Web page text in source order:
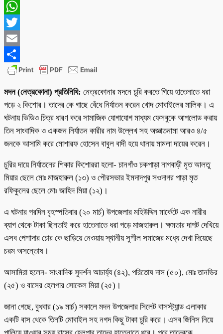
Messenger
WhatsApp
Twitter
Email
Share
মদন (নেত্রকোনা) প্রতিনিধি: নেত্রকোনার মদনে চুরি করতে গিয়ে হাতেনাতে ধরা
পড়ে ২ কিশোর। তাদের কে গাছে বেঁধে নির্যাতন করেন খোদ মোবাইলের মালিক। এ
ঘটনায় ভিডিও চিত্র ধারণ করে সামাজিক যোগাযোগ মাধ্যম ফেসবুকে আপলোড করায়
তিন সাংবাদিক ও একজন নির্যাতন কারীর নাম উল্লেখ সহ অজ্ঞাতনামা আরও ৪/৫
জনকে আসামি করে মোশারফ হোসেন বাবুল বাদী হয়ে থানায় মামলা দায়ের করেন।
চুরির দায়ে নির্যাতনের শিকার কিশোররা হলো- চানগাঁও চকপাড়া নাগবাড়ী মৃত আলতু
মিয়ার ছেলে মোঃ মাজহারুল (১৩) ও পৌরসভার ইমদাদপুর সওদাগর পাড়া মৃত
রফিকুলের ছেলে মোঃ জাহিদ মিয়া (১২)।
এ ঘটনার পরদিন বৃহস্পতিবার (২০ মার্চ) উপজেলার মহিউদ্দিন মার্কেটে এক নারীর
ব্যাগ থেকে টাকা ছিনতাই করে হাতেনাতে ধরা পড়ে মাজহারুল। ক্ষমতার দাপট দেখিয়ে
এসব পেশাদার চোর কে ছাড়িয়ে নেওয়ায় স্থানীয় সুশীল সমাজের মধ্যে দেখা দিয়েছে
চরম অসন্তোষ।
আসামিরা হলেন- সাংবাদিক সুদর্শন আচার্য্য (৪২), পরিতোষ দাস (৫০), মোঃ তানভির
(২৫) ও বাসের হেলপার সোকেল মিয়া (২৫)।
জানা গেছে, বুধবার (১৯ মার্চ) সকালে মদন উপজেলার সিলেট বাসস্ট্যান্ড এলাকার
একটি বাস থেকে তিনটি মোবাইল সহ নগদ কিছু টাকা চুরি করে। এসব জিনিস নিয়ে